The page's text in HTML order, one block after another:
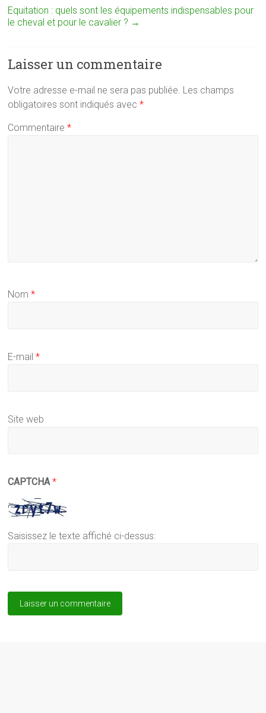
Equitation : quels sont les équipements indispensables pour
le cheval et pour le cavalier ? →
Laisser un commentaire
Votre adresse e-mail ne sera pas publiée. Les champs
obligatoires sont indiqués avec*
Commentaire*
Nom*
E-mail*
Site web
CAPTCHA*
Saisissez le texte affiché ci-dessus: